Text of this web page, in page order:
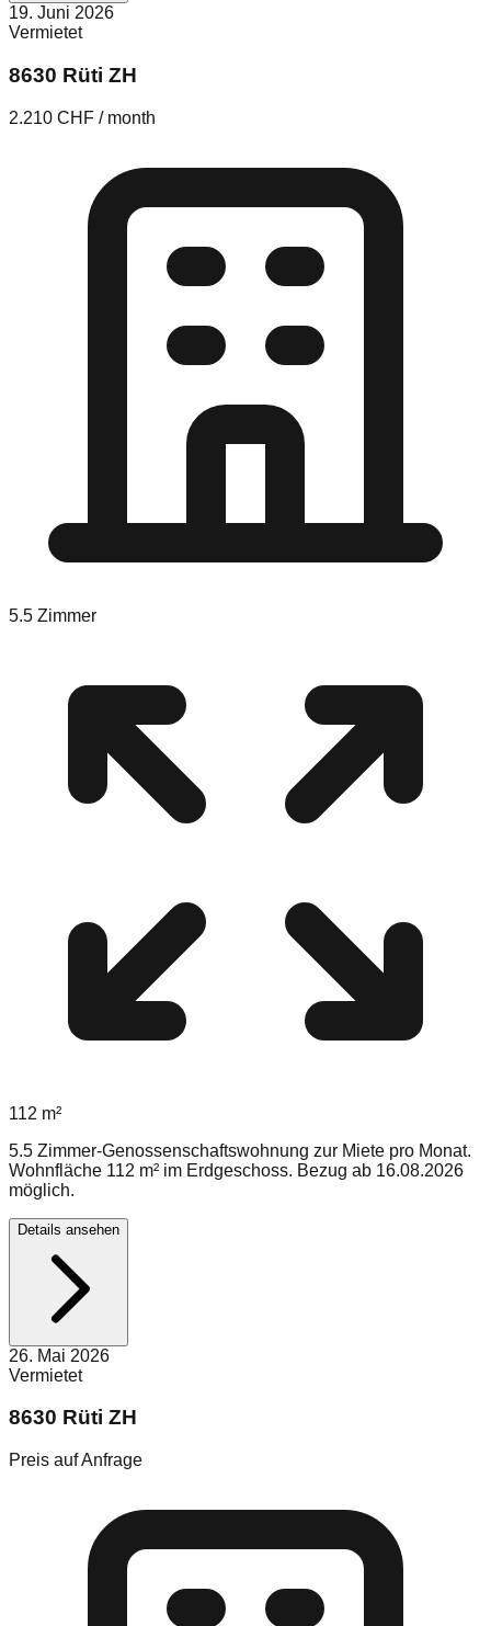
19. Juni 2026
Vermietet
8630 Rüti ZH
2.210 CHF / month
5.5 Zimmer
112 m²
5.5 Zimmer-Genossenschaftswohnung zur Miete pro Monat.
Wohnfläche 112 m² im Erdgeschoss. Bezug ab 16.08.2026
möglich.
Details ansehen
26. Mai 2026
Vermietet
8630 Rüti ZH
Preis auf Anfrage